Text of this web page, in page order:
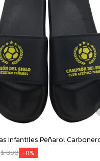
$890 11